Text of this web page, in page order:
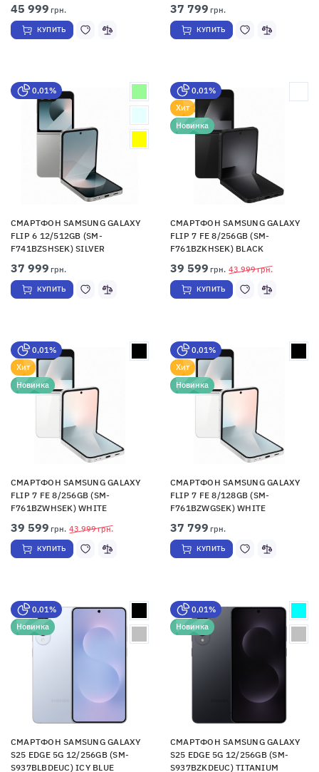
45 999 грн.
КУПИТЬ
37 799 грн.
КУПИТЬ
0,01%
СМАРТФОН SAMSUNG GALAXY
FLIP 6 12/512GB (SM-
F741BZSHSEK) SILVER
37 999 грн.
КУПИТЬ
0,01%
Хит
Новинка
СМАРТФОН SAMSUNG GALAXY
FLIP 7 FE 8/256GB (SM-
F761BZKHSEK) BLACK
43 999грн.
39 599 грн.
КУПИТЬ
0,01%
Хит
Новинка
СМАРТФОН SAMSUNG GALAXY
FLIP 7 FE 8/256GB (SM-
F761BZWHSEK) WHITE
43 999грн.
39 599 грн.
КУПИТЬ
0,01%
Хит
Новинка
СМАРТФОН SAMSUNG GALAXY
FLIP 7 FE 8/128GB (SM-
F761BZWGSEK) WHITE
37 799 грн.
КУПИТЬ
0,01%
Новинка
СМАРТФОН SAMSUNG GALAXY
S25 EDGE 5G 12/256GB (SM-
S937BLBDEUC) ICY BLUE
0,01%
Новинка
СМАРТФОН SAMSUNG GALAXY
S25 EDGE 5G 12/256GB (SM-
S937BZKDEUC) TITANIUM